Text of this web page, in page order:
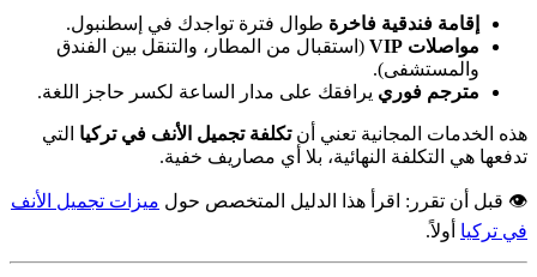
إقامة فندقية فاخرة طوال فترة تواجدك في إسطنبول.
مواصلات VIP
(استقبال من المطار، والتنقل بين الفندق
والمستشفى).
مترجم فوري يرافقك على مدار الساعة لكسر حاجز اللغة.
هذه الخدمات المجانية تعني أنتكلفة تجميل الأنف في تركيا التي
تدفعها هي التكلفة النهائية، بلا أي مصاريف خفية.
👁️ قبل أن تقرر: اقرأ هذا الدليل المتخصص حول ميزات تجميل الأنف
في تركيا أولاً.